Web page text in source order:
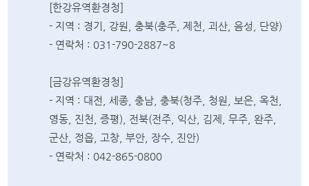
[한강유역환경청]
- 지역 : 경기, 강원, 충북(충주, 제천, 괴산, 음성, 단양)
- 연락처 : 031-790-2887~8
[금강유역환경청]
- 지역 : 대전, 세종, 충남, 충북(청주, 청원, 보은, 옥천,
영동, 진천, 증평), 전북(전주, 익산, 김제, 무주, 완주,
군산, 정읍, 고창, 부안, 장수, 진안)
- 연락처 : 042-865-0800